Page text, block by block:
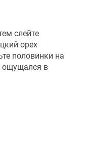
слейте
орех
половинки на
ощущался в